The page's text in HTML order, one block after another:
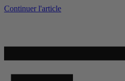
Continuer l'article